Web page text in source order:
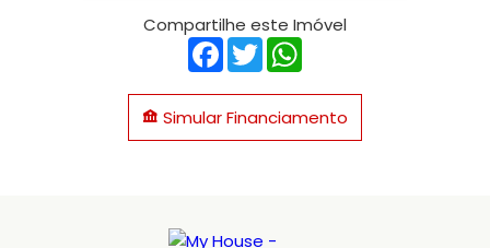
Compartilhe este Imóvel
Facebook
Twitter
Simular Financiamento